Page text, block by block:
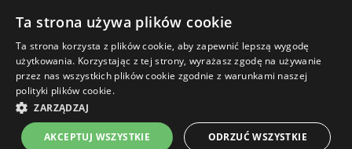
Zakupy u nas
Nasza oferta
Literaci polecają
Ta strona używa plików cookie
Ta strona korzysta z plików cookie, aby zapewnić lepszą wygodę
użytkowania. Korzystając z tej strony, wyrażasz zgodę na używanie
przez nas wszystkich plików cookie zgodnie z warunkami naszej
polityki plików cookie.
ZARZĄDZAJ
AKCEPTUJ WSZYSTKIE ODRZUĆ WSZYSTKIE